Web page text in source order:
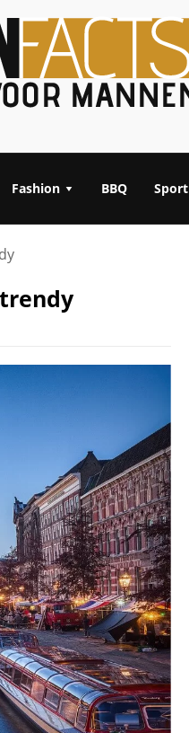
Fashion BBQ Sport